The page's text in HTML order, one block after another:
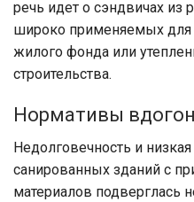
речь идет о сэндвичах из
широко применяемых для
жилого фонда или
строительства.
Нормативы
Недолговечность и
санированных зданий с
материалов подверглась